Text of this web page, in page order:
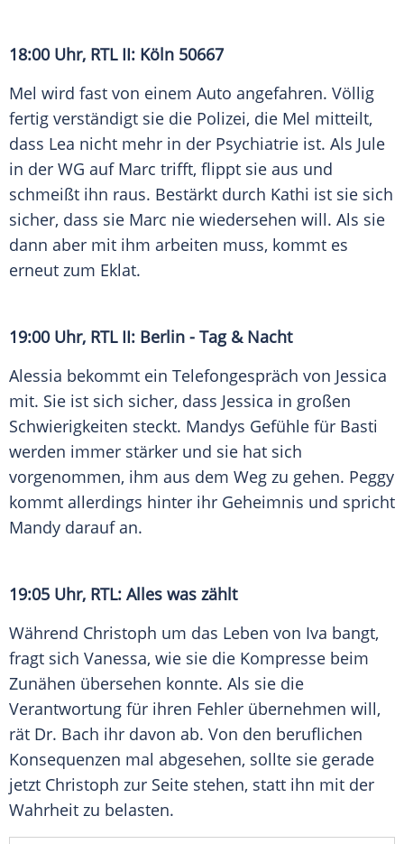
18:00 Uhr, RTL II: Köln 50667
Mel wird fast von einem Auto angefahren. Völlig
fertig verständigt sie die Polizei, die Mel mitteilt,
dass Lea nicht mehr in der Psychiatrie ist. Als Jule
in der WG auf Marc trifft, flippt sie aus und
schmeißt ihn raus. Bestärkt durch Kathi ist sie sich
sicher, dass sie Marc nie wiedersehen will. Als sie
dann aber mit ihm arbeiten muss, kommt es
erneut zum Eklat.
19:00 Uhr, RTL II: Berlin - Tag & Nacht
Alessia bekommt ein Telefongespräch von Jessica
mit. Sie ist sich sicher, dass Jessica in großen
Schwierigkeiten steckt. Mandys Gefühle für Basti
werden immer stärker und sie hat sich
vorgenommen, ihm aus dem Weg zu gehen. Peggy
kommt allerdings hinter ihr Geheimnis und spricht
Mandy darauf an.
19:05 Uhr, RTL: Alles was zählt
Während Christoph um das Leben von Iva bangt,
fragt sich Vanessa, wie sie die Kompresse beim
Zunähen übersehen konnte. Als sie die
Verantwortung für ihren Fehler übernehmen will,
rät Dr. Bach ihr davon ab. Von den beruflichen
Konsequenzen mal abgesehen, sollte sie gerade
jetzt Christoph zur Seite stehen, statt ihn mit der
Wahrheit zu belasten.